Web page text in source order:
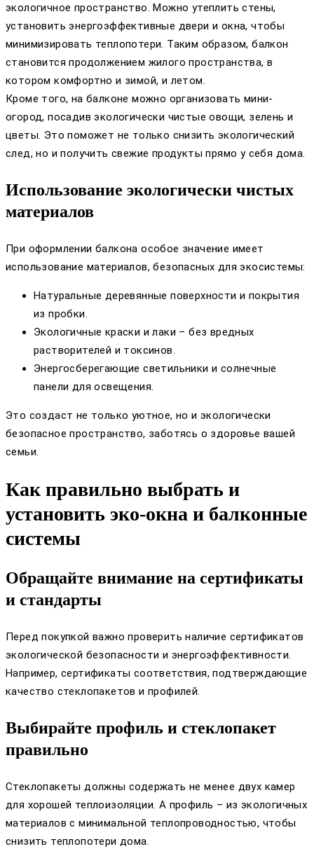
экологичное пространство. Можно утеплить стены,
установить энергоэффективные двери и окна, чтобы
минимизировать теплопотери. Таким образом, балкон
становится продолжением жилого пространства, в
котором комфортно и зимой, и летом.
Кроме того, на балконе можно организовать мини-
огород, посадив экологически чистые овощи, зелень и
цветы. Это поможет не только снизить экологический
след, но и получить свежие продукты прямо у себя дома.
Использование экологически чистых
материалов
При оформлении балкона особое значение имеет
использование материалов, безопасных для экосистемы:
Натуральные деревянные поверхности и покрытия
из пробки.
Экологичные краски и лаки – без вредных
растворителей и токсинов.
Энергосберегающие светильники и солнечные
панели для освещения.
Это создаст не только уютное, но и экологически
безопасное пространство, заботясь о здоровье вашей
семьи.
Как правильно выбрать и
установить эко-окна и балконные
системы
Обращайте внимание на сертификаты
и стандарты
Перед покупкой важно проверить наличие сертификатов
экологической безопасности и энергоэффективности.
Например, сертификаты соответствия, подтверждающие
качество стеклопакетов и профилей.
Выбирайте профиль и стеклопакет
правильно
Стеклопакеты должны содержать не менее двух камер
для хорошей теплоизоляции. А профиль – из экологичных
материалов с минимальной теплопроводностью, чтобы
снизить теплопотери дома.